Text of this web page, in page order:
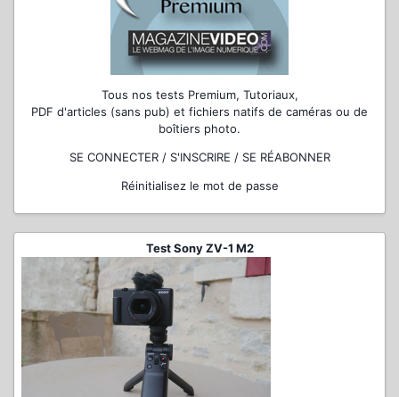
Tous nos tests Premium, Tutoriaux,
PDF d'articles (sans pub) et fichiers natifs de caméras ou de
boîtiers photo.
SE CONNECTER / S'INSCRIRE / SE RÉABONNER
Réinitialisez le mot de passe
Test Sony ZV-1 M2